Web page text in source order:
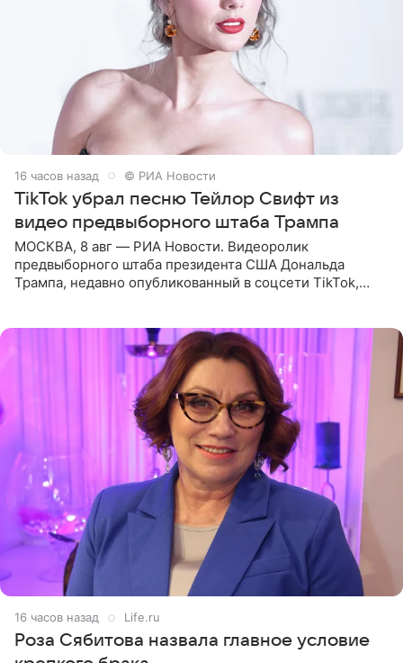
16 часов назад © РИА Новости
TikTok убрал песню Тейлор Свифт из
видео предвыборного штаба Трампа
МОСКВА, 8 авг — РИА Новости. Видеоролик
предвыборного штаба президента США Дональда
Трампа, недавно опубликованный в соцсети TikTok,
16 часов назад Life.ru
Роза Сябитова назвала главное условие